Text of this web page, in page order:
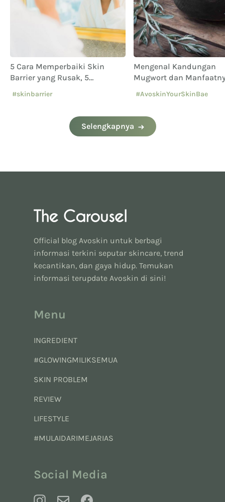
5 Cara Memperbaiki Skin
Barrier yang Rusak, 5
#skinbarrier
Mengenal Kandungan
Mugwort dan
#AvoskinYourSkinBae
Selengkapnya
Official blog Avoskin untuk berbagi
informasi terkini seputar skincare, trend
kecantikan, dan gaya hidup. Temukan
informasi terupdate Avoskin di sini!
Menu
INGREDIENT
#GLOWINGMILIKSEMUA
SKIN PROBLEM
REVIEW
LIFESTYLE
#MULAIDARIMEJARIAS
Social Media